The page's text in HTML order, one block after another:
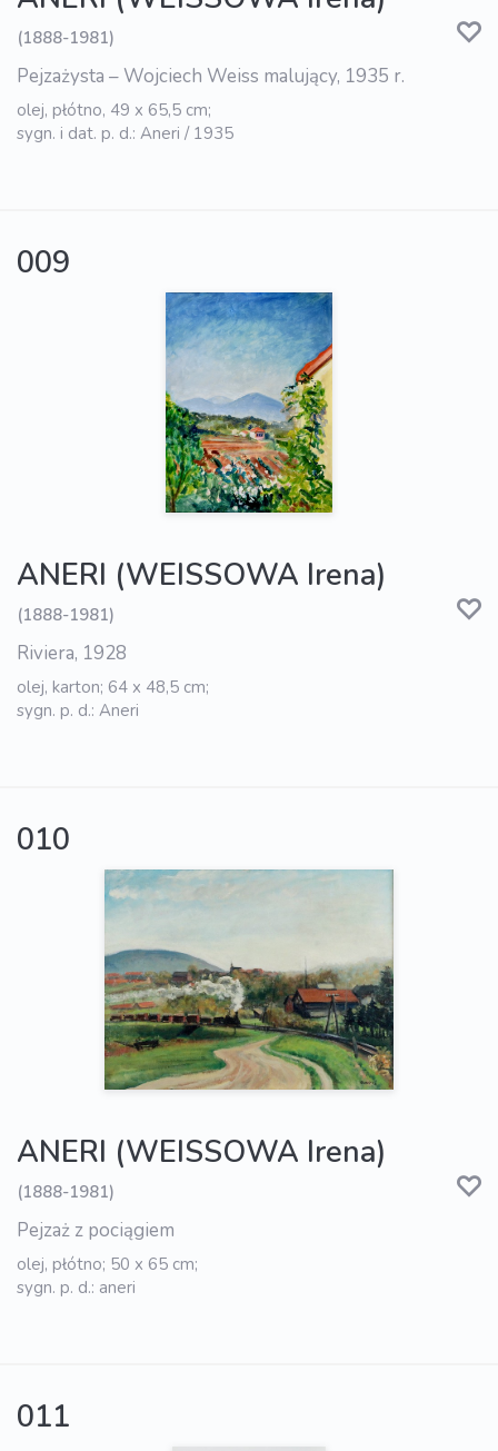
(1888-1981)
Pejzażysta – Wojciech Weiss malujący, 1935 r.
olej, płótno, 49 x 65,5 cm;
sygn. i dat. p. d.: Aneri / 1935
009
ANERI (WEISSOWA Irena)
(1888-1981)
Riviera, 1928
olej, karton; 64 x 48,5 cm;
sygn. p. d.: Aneri
010
ANERI (WEISSOWA Irena)
(1888-1981)
Pejzaż z pociągiem
olej, płótno; 50 x 65 cm;
sygn. p. d.: aneri
011